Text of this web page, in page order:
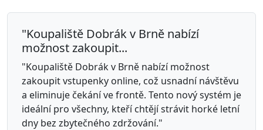
"Koupaliště Dobrák v Brně nabízí
možnost zakoupit...
"Koupaliště Dobrák v Brně nabízí možnost
zakoupit vstupenky online, což usnadní návštěvu
a eliminuje čekání ve frontě. Tento nový systém je
ideální pro všechny, kteří chtějí strávit horké letní
dny bez zbytečného zdržování."